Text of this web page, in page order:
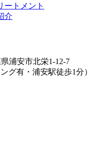
ートメント
介
浦安市北栄1-12-7
グ有・浦安駅徒歩1分）